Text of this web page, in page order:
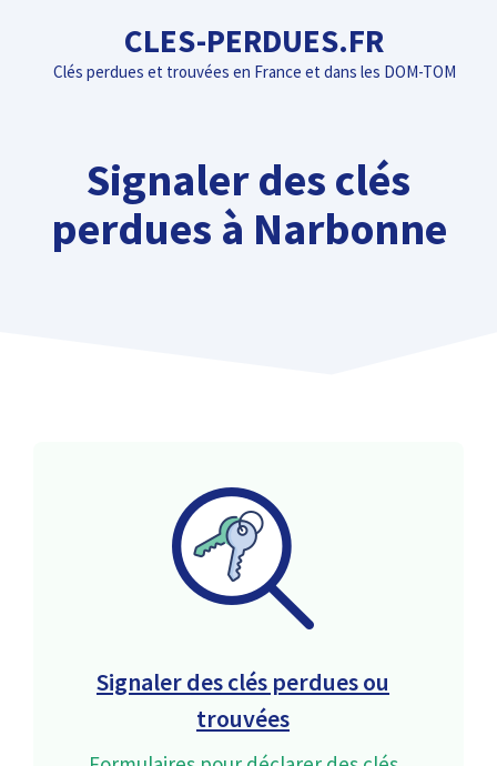
contenu
CLES-PERDUES.FR
Clés perdues et trouvées en France et dans les DOM-TOM
Signaler des clés
perdues à Narbonne
Signaler des clés perdues ou
trouvées